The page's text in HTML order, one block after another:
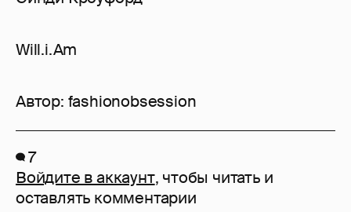
Will.i.Am
Автор: fashionobsession
7
Войдите в аккаунт, чтобы читать и
оставлять комментарии